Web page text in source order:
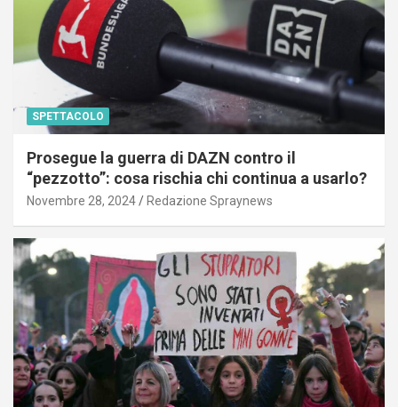
SPETTACOLO
Prosegue la guerra di DAZN contro il
“pezzotto”: cosa rischia chi continua a usarlo?
Novembre 28, 2024 Redazione Spraynews